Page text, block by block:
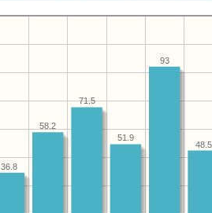
48.5
93
51.9
71.5
58.2
36.8